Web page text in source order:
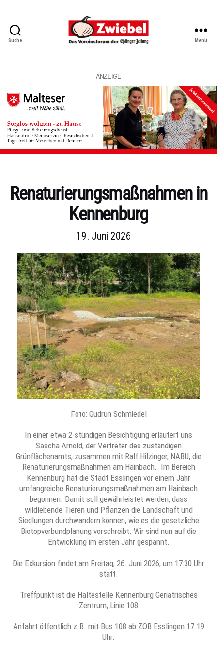
Suche
Vereinsforum
Eßlinger
Zeitung
Menü
ANZEIGE
Kategorien
Renaturierungsmaßnahmen in
Kennenburg
19. Juni 2026
Foto: Gudrun Schmiedel
In einer etwa 2-stündigen Besichtigung erläutert uns
Sascha Arnold, der Vertreter des zuständigen
Grünflächenamts, zusammen mit Ralf Hilzinger, NABU, die
Renaturierungsmaßnahmen am Hainbach. Im Bereich
Kennenburg hat die Stadt Esslingen vor einem Jahr
umfangreiche Renaturierungsmaßnahmen am Hainbach
begonnen. Damit soll gewährleistet werden, dass
wildlebende Tieren und Pflanzen die Landschaft und
Siedlungen durchwandern können, wie es die gesetzliche
Biotopverbundplanung vorschreibt. Wir sind nun auf die
Entwicklung im ersten Jahr gespannt.
Die Exkursion findet am Freitag, 26. Juni 2026, um 17:30 Uhr
statt.
Treffpunkt ist die Haltestelle Kennenburg Geriatrisches
Zentrum, Linie 108
Anfahrt öffentlich z.B. mit Bus 108 ab ZOB Esslingen 17.19
Uhr.